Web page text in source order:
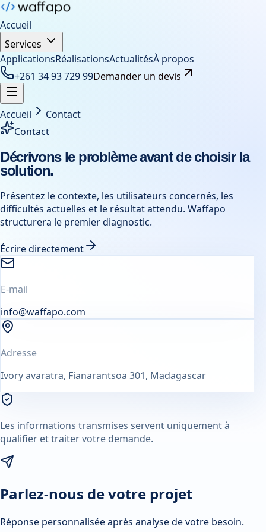
Accueil
Services
ApplicationsRéalisationsActualitésÀ propos
+261 34 93 729 99Demander un devis
Accueil
Contact
Contact
Décrivons le problème avant de choisir la
solution.
Présentez le contexte, les utilisateurs concernés, les
difficultés actuelles et le résultat attendu. Waffapo
structurera le premier diagnostic.
Écrire directement
E-mail
info@waffapo.com
Adresse
Ivory avaratra, Fianarantsoa 301, Madagascar
Les informations transmises servent uniquement à
qualifier et traiter votre demande.
Parlez-nous de votre projet
Réponse personnalisée après analyse de votre besoin.